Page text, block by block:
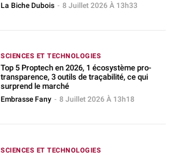
La Biche Dubois - 8 Juillet 2026 À 13h33
SCIENCES ET TECHNOLOGIES
Top 5 Proptech en 2026, 1 écosystème pro-
transparence, 3 outils de traçabilité, ce qui
surprend le marché
Embrasse Fany - 8 Juillet 2026 À 13h18
SCIENCES ET TECHNOLOGIES